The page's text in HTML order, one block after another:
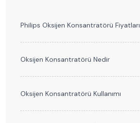
Philips Oksijen Konsantratörü Fiyatları
Oksijen Konsantratörü Nedir
Oksijen Konsantratörü Kullanımı